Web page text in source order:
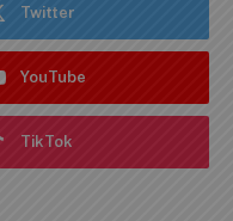
Twitter
YouTube
TikTok